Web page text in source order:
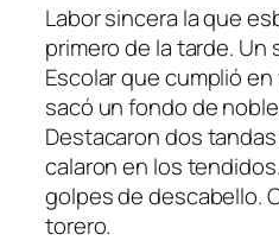
Labor sincera la que
primero de la tarde.
Escolar que cumplió
sacó un fondo de
Destacaron dos
calaron en los
golpes de descabello.
torero.